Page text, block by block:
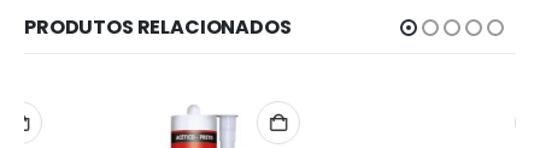
PRODUTOS RELACIONADOS